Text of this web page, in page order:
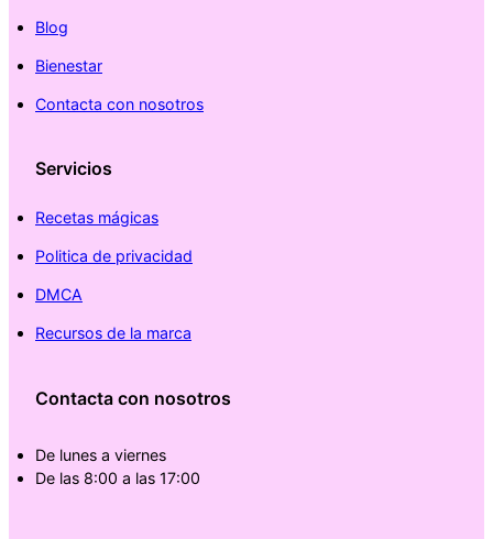
Blog
Bienestar
Contacta con nosotros
Servicios
Recetas mágicas
Politica de privacidad
DMCA
Recursos de la marca
Contacta con nosotros
De lunes a viernes
De las 8:00 a las 17:00